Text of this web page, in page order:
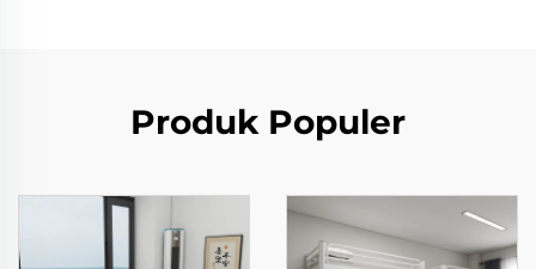
Produk Populer